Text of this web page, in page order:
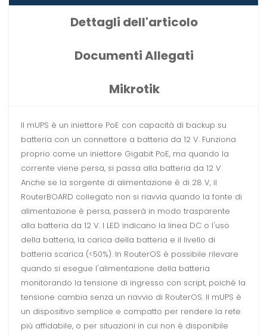
Dettagli dell'articolo
Documenti Allegati
Mikrotik
Il mUPS è un iniettore PoE con capacità di backup su
batteria con un connettore a batteria da 12 V. Funziona
proprio come un iniettore Gigabit PoE, ma quando la
corrente viene persa, si passa alla batteria da 12 V.
Anche se la sorgente di alimentazione è di 28 V, il
RouterBOARD collegato non si riavvia quando la fonte di
alimentazione è persa, passerà in modo trasparente
alla batteria da 12 V. I LED indicano la linea DC o l'uso
della batteria, la carica della batteria e il livello di
batteria scarica (<50%). In RouterOS è possibile rilevare
quando si esegue l'alimentazione della batteria
monitorando la tensione di ingresso con script, poiché la
tensione cambia senza un riavvio di RouterOS. Il mUPS è
un dispositivo semplice e compatto per rendere la rete
più affidabile, o per situazioni in cui non è disponibile